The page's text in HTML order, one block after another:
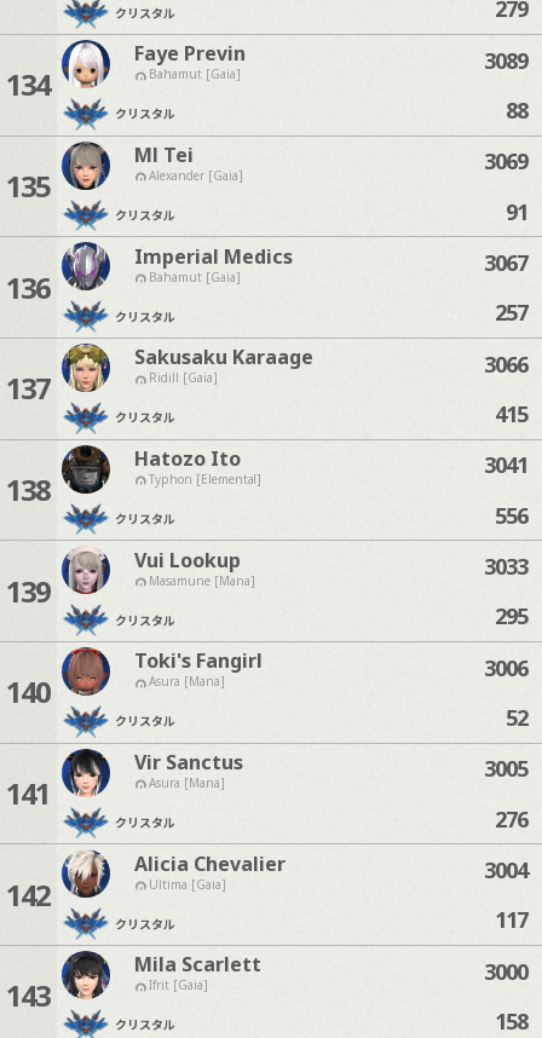
クリスタル
279
134
Faye Previn
Bahamut [Gaia]
クリスタル
3089
88
135
Ml Tei
Alexander [Gaia]
クリスタル
3069
91
136
Imperial Medics
Bahamut [Gaia]
クリスタル
3067
257
137
Sakusaku Karaage
Ridill [Gaia]
クリスタル
3066
415
138
Hatozo Ito
Typhon [Elemental]
クリスタル
3041
556
139
Vui Lookup
Masamune [Mana]
クリスタル
3033
295
140
Toki's Fangirl
Asura [Mana]
クリスタル
3006
52
141
Vir Sanctus
Asura [Mana]
クリスタル
3005
276
142
Alicia Chevalier
Ultima [Gaia]
クリスタル
3004
117
143
Mila Scarlett
Ifrit [Gaia]
クリスタル
3000
158